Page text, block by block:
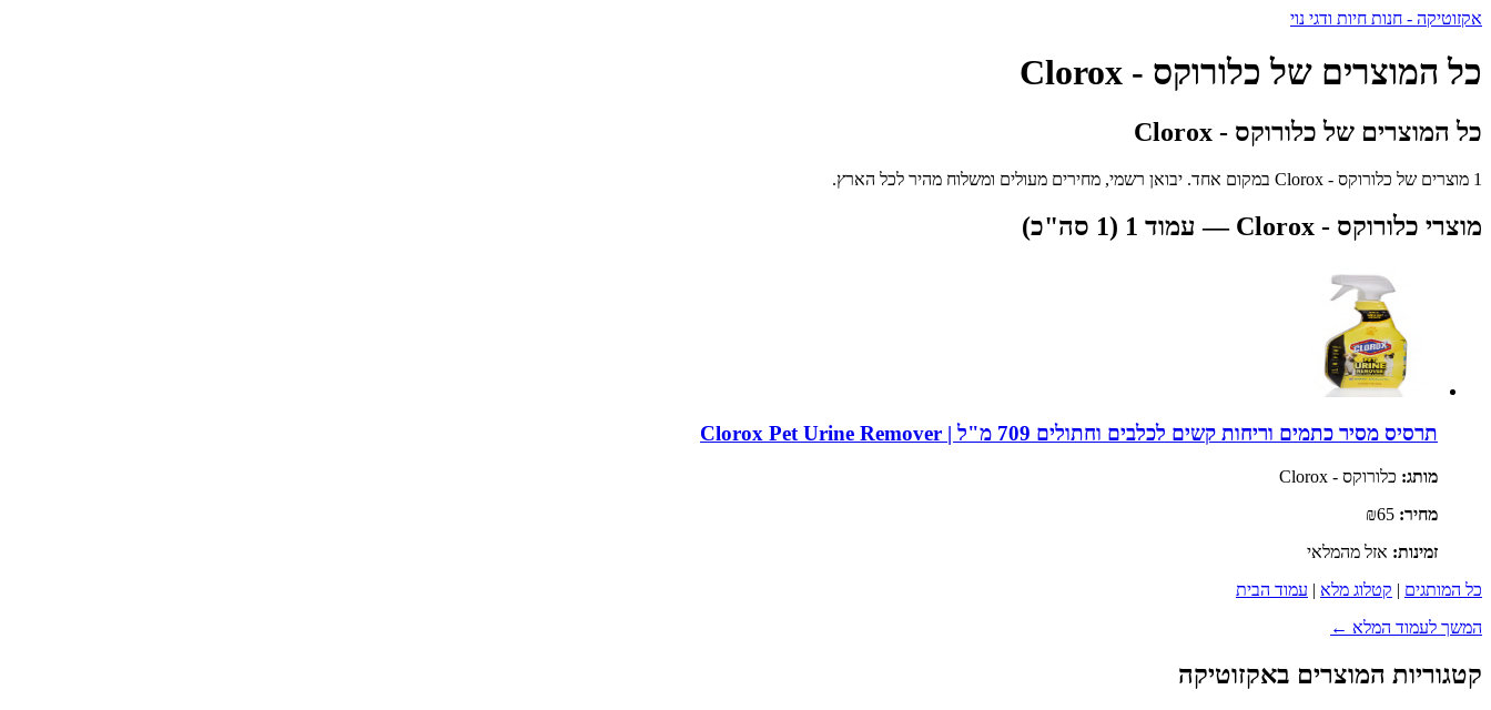
אקזוטיקה - חנות חיות ודגי נוי
כל המוצרים של כלורוקס - Clorox
כל המוצרים של כלורוקס - Clorox
1 מוצרים של כלורוקס - Clorox במקום אחד. יבואן רשמי, מחירים מעולים ומשלוח מהיר לכל הארץ.
מוצרי כלורוקס - Clorox — עמוד 1 (1 סה"כ)
תרסיס מסיר כתמים וריחות קשים לכלבים וחתולים 709 מ"ל | Clorox Pet Urine Remover
מותג: כלורוקס - Clorox
מחיר:
זמינות: אזל מהמלאי
כל המותגים | קטלוג מלא | עמוד הבית
המשך לעמוד המלא ←
קטגוריות המוצרים באקזוטיקה